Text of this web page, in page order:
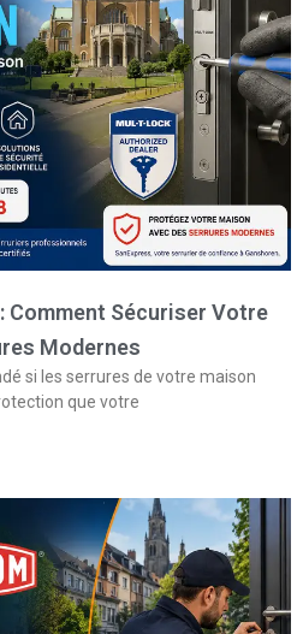
Comment Sécuriser Votre
Modernes
si les serrures de votre maison
que votre